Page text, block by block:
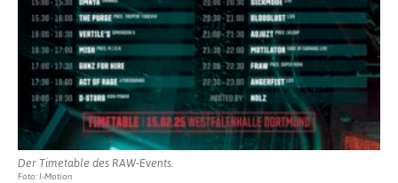
Der Timetable des RAW-Events.
Foto: I-Motion